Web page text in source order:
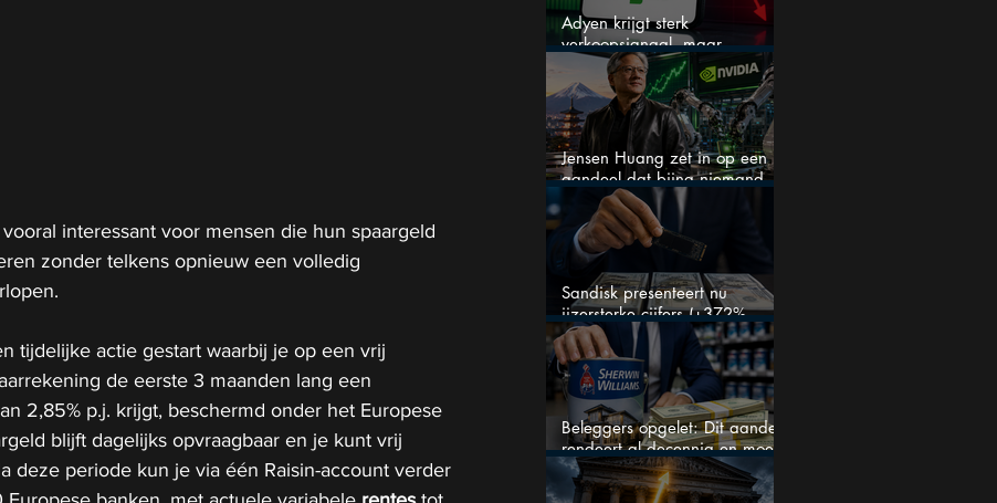
interessant voor mensen die hun spaargeld
zonder telkens opnieuw een volledig
tijdelijke actie gestart waarbij je op een vrij
de eerste 3 maanden lang een
2,85% p.j. krijgt, beschermd onder het Europese
blijft dagelijks opvraagbaar en je kunt vrij
deze periode kun je via één Raisin-account verder
Adyen krijgt sterk
verkoopsignaal, maar
analisten zien juist een
koopkans
Jensen Huang zet in op een
aandeel dat bijna niemand
Sandisk presenteert nu
ijzersterke cijfers (+372%
omzetgroei), toch zakt het
aandeel weg
Beleggers opgelet: Dit aandeel
rendeert al decennia en moet
op je watchlist staan!